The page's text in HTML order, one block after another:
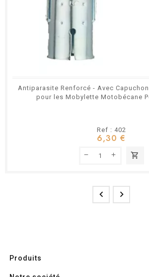
Antiparasite Renforcé - Avec
pour les Mobylette Motobécane
Ref : 402
6,30 €
shopping_cart
 
Produits